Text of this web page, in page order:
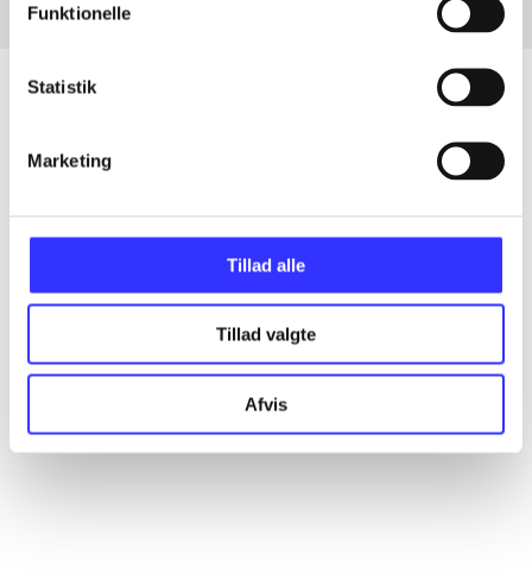
Funktionelle
Statistik
Marketing
Tillad alle
Tillad valgte
Afvis
Artikler